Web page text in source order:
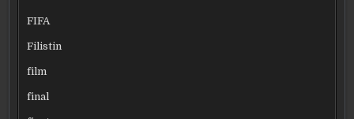
FIFA
Filistin
film
final